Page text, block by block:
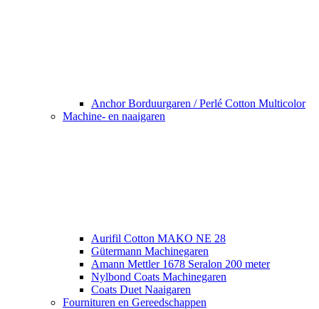
Anchor Borduurgaren / Perlé Cotton Multicolor
Machine- en naaigaren
Aurifil Cotton MAKO NE 28
Gütermann Machinegaren
Amann Mettler 1678 Seralon 200 meter
Nylbond Coats Machinegaren
Coats Duet Naaigaren
Fournituren en Gereedschappen